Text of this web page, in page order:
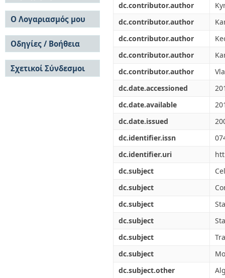
dc.contributor.author
dc.contributor.author
dc.contributor.author
dc.contributor.author
dc.contributor.author
dc.date.accessioned
dc.date.available
dc.date.issued
dc.identifier.issn
dc.identifier.uri
dc.subject
dc.subject
dc.subject
dc.subject
dc.subject
dc.subject
dc.subject.other
Σε όλο το DSpace
Κοινότητες & Συλλογές
Ανά Ημερομηνία
Έκδοσης
Συγγραφείς
Τίτλοι
Θέματα
Ο Λογαριασμός μου
Σύνδεση
Εγγραφή
Οδηγίες / Βοήθεια
Οδηγίες Υποβολής
Οδηγίες Χρήσης ΙΑ
Συχνές Ερωτήσεις
Σχετικοί Σύνδεσμοι